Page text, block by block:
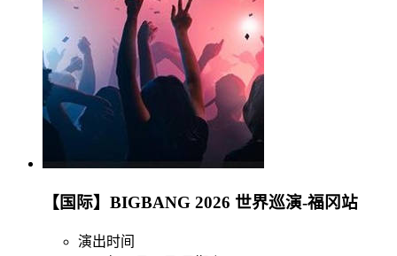
【国际】BIGBANG 2026 世界巡演-福冈站
演出时间